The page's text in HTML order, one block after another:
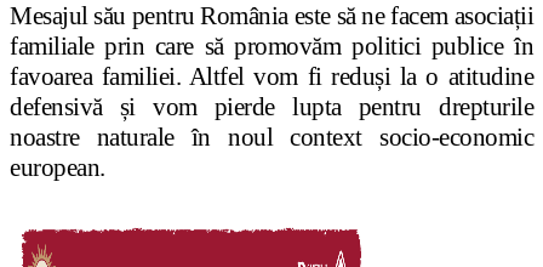
Mesajul său pentru România este să ne facem asociații
familiale prin care să promovăm politici publice în
favoarea familiei. Altfel vom fi reduși la o atitudine
defensivă și vom pierde lupta pentru drepturile
noastre naturale în noul context socio-economic
european.